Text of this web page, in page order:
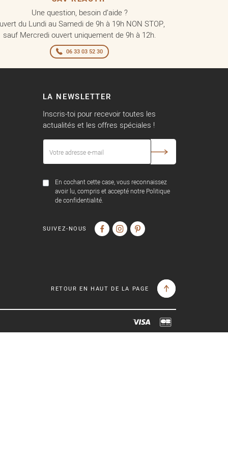
Une question, besoin d’aide ?
du Lundi au Samedi de 9h à 19h NON STOP,
sauf Mercredi ouvert uniquement de 9h à 12h.
06 33 03 52 30
LA NEWSLETTER
Inscris-toi pour recevoir toutes les
actualités et les offres spéciales !
En cochant cette case, vous reconnaissez
avoir lu, compris et accepté notre Politique
de confidentialité.
SUIVEZ-NOUS
RETOUR EN HAUT DE LA PAGE